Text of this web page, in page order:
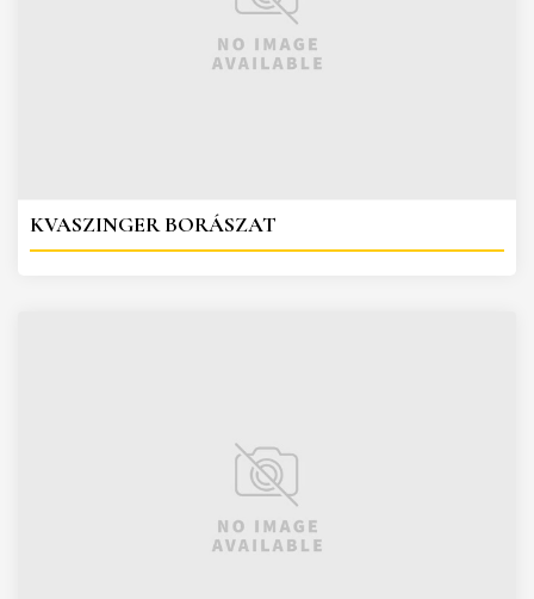
KVASZINGER BORÁSZAT